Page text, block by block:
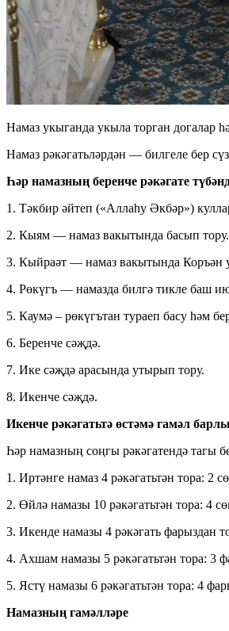
Намаз укыганда укыла торган догалар
Намаз рәкәгатьләрдән — билгеле бер
Һәр намазның беренче рәкәгате
1. Тәкбир әйтеп («Аллаһу Әкбәр»)
2. Кыям — намаз вакытында басып тору.
3. Кыйраәт — намаз вакытында Коръән
4. Рөкүгъ — намазда билгә тикле баш
5. Каумә ‒ рөкүгътан тураеп басу һәм
6. Беренче сәҗдә.
7. Ике сәҗдә арасында утырып тору.
8. Икенче сәҗдә.
Икенче рәкәгатьтә өстәмә гамәл
Һәр намазның соңгы рәкәгатендә тагы
1. Иртәнге намаз 4 рәкәгатьтән тора: 2
2. Өйлә намазы 10 рәкәгатьтән тора: 4
3. Икенде намазы 4 рәкәгать фарыздан
4. Ахшам намазы 5 рәкәгатьтән тора: 3
5. Ястү намазы 6 рәкәгатьтән тора: 4
Намазның гамәлләре